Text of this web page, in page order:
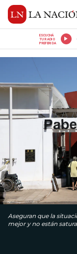
ESCUCHÁ
TU RADIO
PREFERIDA
Aseguran que la
mejor y no están